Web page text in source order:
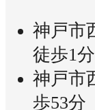
神戸市
徒歩1分
神戸市
歩53分